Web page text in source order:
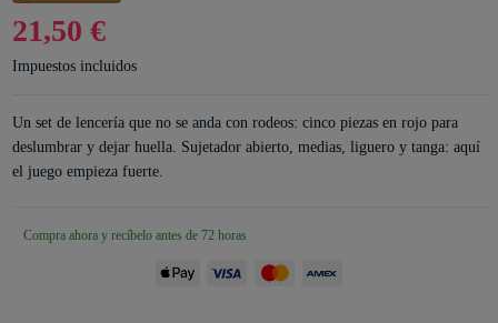
21,50 €
Impuestos incluidos
Un set de lencería que no se anda con rodeos: cinco piezas en rojo para
deslumbrar y dejar huella. Sujetador abierto, medias, liguero y tanga: aquí
el juego empieza fuerte.
Compra ahora y recíbelo antes de 72 horas